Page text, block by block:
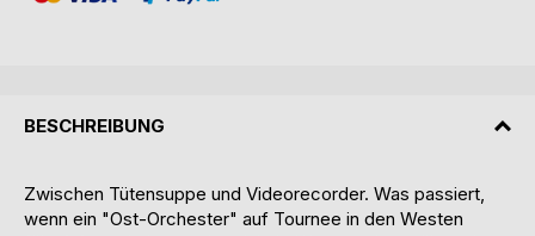
BESCHREIBUNG
Zwischen Tütensuppe und Videorecorder. Was passiert,
wenn ein "Ost-Orchester" auf Tournee in den Westen